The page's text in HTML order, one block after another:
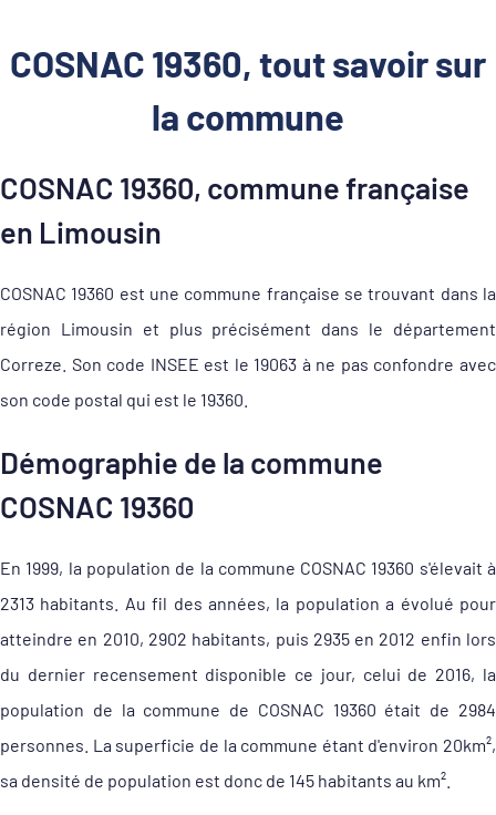
COSNAC 19360, tout savoir sur
la commune
COSNAC 19360, commune française
en Limousin
COSNAC 19360 est une commune française se trouvant dans la
région Limousin et plus précisément dans le département
Correze. Son code INSEE est le 19063 à ne pas confondre avec
son code postal qui est le 19360.
Démographie de la commune
COSNAC 19360
En 1999, la population de la commune COSNAC 19360 s'élevait à
2313 habitants. Au fil des années, la population a évolué pour
atteindre en 2010, 2902 habitants, puis 2935 en 2012 enfin lors
du dernier recensement disponible ce jour, celui de 2016, la
population de la commune de COSNAC 19360 était de 2984
personnes. La superficie de la commune étant d'environ 20km²,
sa densité de population est donc de 145 habitants au km².